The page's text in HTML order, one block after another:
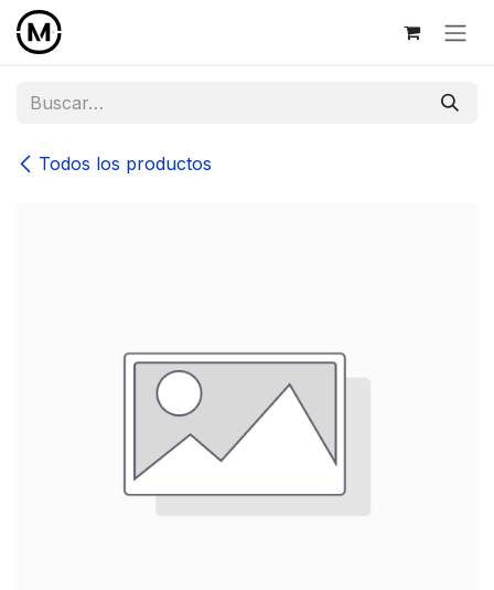
Ir al contenido
Todos los productos